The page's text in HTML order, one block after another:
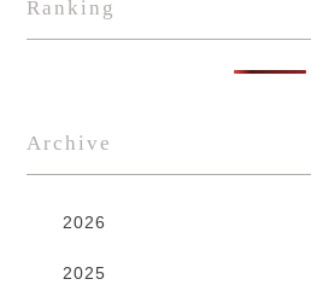
Ranking
Archive
2026
2025